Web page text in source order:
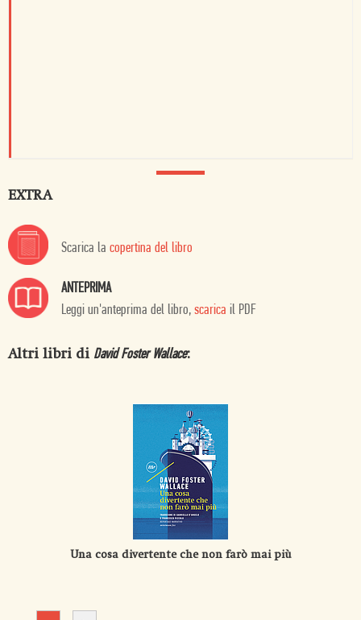
EXTRA
Scarica la copertina del libro
ANTEPRIMA
Leggi un'anteprima del libro, scarica il PDF
Altri libri di David Foster Wallace:
Una cosa divertente che non farò mai più